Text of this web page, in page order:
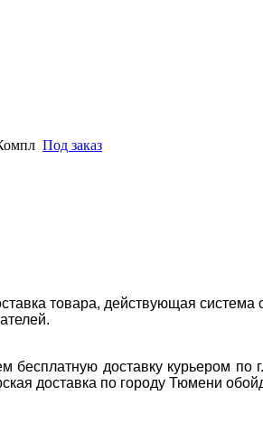
Под заказ
товара, действующая система
доставку курьером по
доставка по городу Тюмени